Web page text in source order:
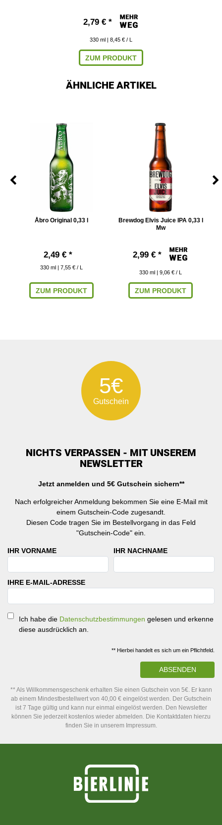
2,79 € *
330 ml | 8,45 € / L
ZUM PRODUKT
ÄHNLICHE ARTIKEL
Åbro Original 0,33 l
2,49 € *
330 ml | 7,55 € / L
ZUM PRODUKT
Brewdog Elvis Juice IPA 0,33 l
Mw
2,99 € *
330 ml | 9,06 € / L
ZUM PRODUKT
5€
Gutschein
NICHTS VERPASSEN - MIT UNSEREM
NEWSLETTER
Jetzt anmelden und 5€ Gutschein sichern**
Nach erfolgreicher Anmeldung bekommen Sie eine E-Mail mit
einem Gutschein-Code zugesandt.
Diesen Code tragen Sie im Bestellvorgang in das Feld
"Gutschein-Code" ein.
IHR VORNAME IHR NACHNAME
IHRE E-MAIL-ADRESSE
Ich habe die Datenschutzbestimmungen gelesen und erkenne
diese ausdrücklich an.
** Hierbei handelt es sich um ein Pflichtfeld.
ABSENDEN
** Als Willkommensgeschenk erhalten Sie einen Gutschein von 5€. Er kann
ab einem Mindestbestellwert von 40,00 € eingelöst werden. Der Gutschein
ist 7 Tage gültig und kann nur einmal eingelöst werden. Den Newsletter
können Sie jederzeit kostenlos wieder abmelden. Die Kontaktdaten hierzu
finden Sie in unserem Impressum.